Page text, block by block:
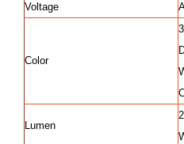
Voltage
Color
Lumen